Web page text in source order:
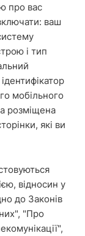
про вас
ваш
і тип
мобільного
розміщена
які ви
відносин у
до Законів
"Про